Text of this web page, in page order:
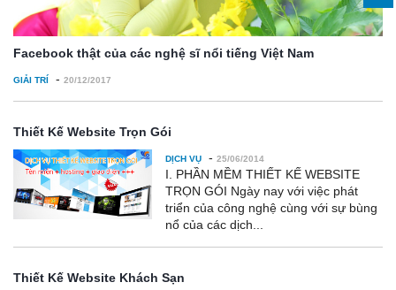
Facebook thật của các nghệ sĩ nổi tiếng Việt Nam
GIẢI TRÍ - 20/12/2017
Thiết Kế Website Trọn Gói
DỊCH VỤ - 25/06/2014
I. PHẦN MỀM THIẾT KẾ WEBSITE
TRỌN GÓI Ngày nay với việc phát
triển của công nghệ cùng với sự bùng
nổ của các dịch...
Thiết Kế Website Khách Sạn